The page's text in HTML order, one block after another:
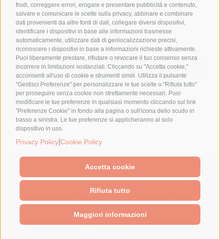
frodi, correggere errori, erogare e presentare pubblicità e contenuto,
salvare e comunicare le scelte sulla privacy, abbinare e combinare
dati provenienti da altre fonti di dati, collegare diversi dispositivi,
identificare i dispositivi in base alle informazioni trasmesse
automaticamente, utilizzare dati di geolocalizzazione precisi,
riconoscere i dispositivi in base a informazioni richieste attivamente.
Puoi liberamente prestare, rifiutare o revocare il tuo consenso senza
incorrere in limitazioni sostanziali. Cliccando su "Accetta cookie,"
acconsenti all'uso di cookie e strumenti simili. Utilizza il pulsante
"Gestisci Preferenze" per personalizzare le tue scelte o "Rifiuta tutto"
per proseguire senza cookie non strettamente necessari. Puoi
modificare le tue preferenze in qualsiasi momento cliccando sul link
"Preferenze Cookie" in fondo alla pagina o sull'icona dello scudo in
basso a sinistra. Le tue preferenze si applicheranno al solo
dispositivo in uso.
Privacy Policy Cookie Policy
Accetta cookie
Rifiuta tutto
Maggiori informazioni
Leggi di più
CARICA ALTRI ARTICOLI
© 2023 - Pubblicato da Elena Alquati - area comunicazione e
direzione artistica
Sede Legale: Via Val di Ledro, 11 - 20162 Milano - Sede
Operativa: Via Marconi, 50 - 27030 Rosasco (PV)
Partita Iva 12409240962 - Privacy Policy
Preferenze Cookie